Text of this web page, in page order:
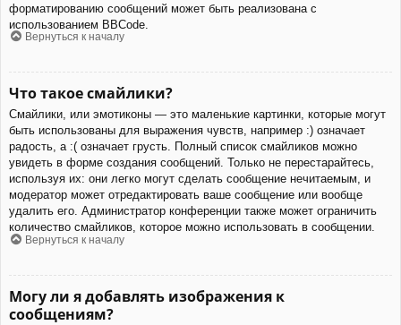
форматированию сообщений может быть реализована с
использованием BBCode.
Вернуться к началу
Что такое смайлики?
Смайлики, или эмотиконы — это маленькие картинки, которые могут
быть использованы для выражения чувств, например :) означает
радость, а :( означает грусть. Полный список смайликов можно
увидеть в форме создания сообщений. Только не перестарайтесь,
используя их: они легко могут сделать сообщение нечитаемым, и
модератор может отредактировать ваше сообщение или вообще
удалить его. Администратор конференции также может ограничить
количество смайликов, которое можно использовать в сообщении.
Вернуться к началу
Могу ли я добавлять изображения к
сообщениям?